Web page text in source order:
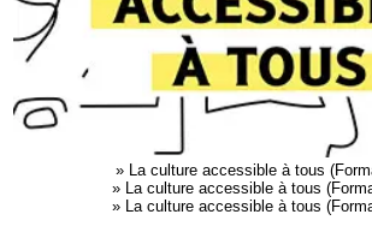
»
La culture accessible à tous
»
La culture accessible à tous
»
La culture accessible à tous